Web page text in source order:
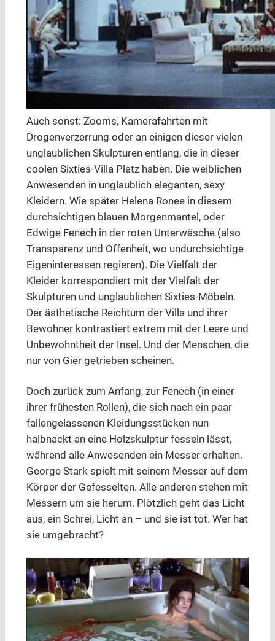
Auch sonst: Zooms, Kamerafahrten mit
Drogenverzerrung oder an einigen dieser vielen
unglaublichen Skulpturen entlang, die in dieser
coolen Sixties-Villa Platz haben. Die weiblichen
Anwesenden in unglaublich eleganten, sexy
Kleidern. Wie später Helena Ronee in diesem
durchsichtigen blauen Morgenmantel, oder
Edwige Fenech in der roten Unterwäsche (also
Transparenz und Offenheit, wo undurchsichtige
Eigeninteressen regieren). Die Vielfalt der
Kleider korrespondiert mit der Vielfalt der
Skulpturen und unglaublichen Sixties-Möbeln.
Der ästhetische Reichtum der Villa und ihrer
Bewohner kontrastiert extrem mit der Leere und
Unbewohntheit der Insel. Und der Menschen, die
nur von Gier getrieben scheinen.
Doch zurück zum Anfang, zur Fenech (in einer
ihrer frühesten Rollen), die sich nach ein paar
fallengelassenen Kleidungsstücken nun
halbnackt an eine Holzskulptur fesseln lässt,
während alle Anwesenden ein Messer erhalten.
George Stark spielt mit seinem Messer auf dem
Körper der Gefesselten. Alle anderen stehen mit
Messern um sie herum. Plötzlich geht das Licht
aus, ein Schrei, Licht an – und sie ist tot. Wer hat
sie umgebracht?